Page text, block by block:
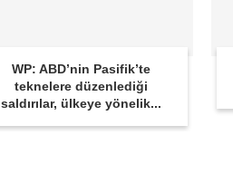
WP: ABD’nin Pasifik’te
teknelere düzenlediği
saldırılar, ülkeye yönelik...